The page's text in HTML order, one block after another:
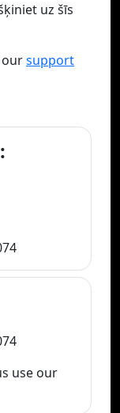
uz šīs
support
use our